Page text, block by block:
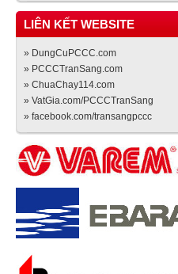
LIÊN KẾT WEBSITE
» DungCuPCCC.com
» PCCCTranSang.com
» ChuaChay114.com
» VatGia.com/PCCCTranSang
» facebook.com/transangpccc